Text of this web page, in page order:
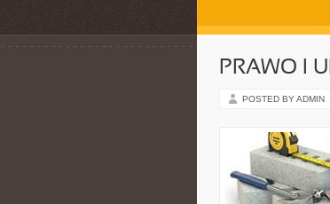
PRAWO I
POSTED BY ADMIN